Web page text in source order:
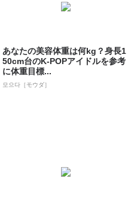
あなたの美容体重は何kg？身長1
50cm台のK-POPアイドルを参考
に体重目標...
모으다［モウダ］